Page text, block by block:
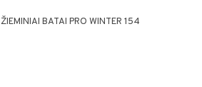
ŽIEMINIAI BATAI PRO WINTER 154